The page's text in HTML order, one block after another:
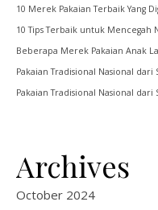
10 Merek Pakaian Terbaik Yang
10 Tips Terbaik untuk Mencegah
Beberapa Merek Pakaian Anak
Pakaian Tradisional Nasional dari
Pakaian Tradisional Nasional
Archives
October 2024